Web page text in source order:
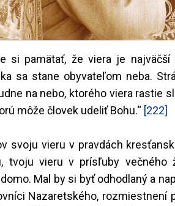
si pamätať, že viera je
sa stane obyvateľom neba.
na nebo, ktorého viera rastie
môže človek udeliť Bohu.“ [222]
svoju vieru v pravdách
tvoju vieru v prísľuby
Mal by si byť odhodlaný a
Nazaretského,